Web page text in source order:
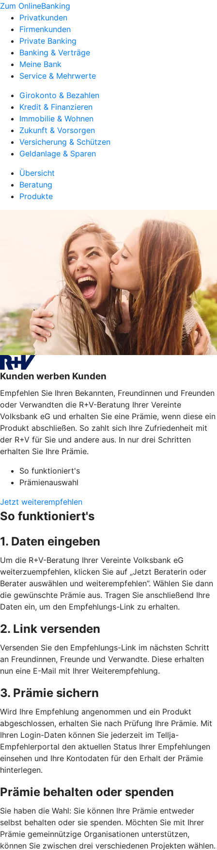
Zum OnlineBanking
Privatkunden
Firmenkunden
Private Banking
Banking & Verträge
Meine Bank
Service & Mehrwerte
Girokonto & Bezahlen
Kredit & Finanzieren
Immobilie & Wohnen
Zukunft & Vorsorgen
Versicherung & Schützen
Geldanlage & Sparen
Übersicht
Beratung
Produkte
Kunden werben Kunden
Empfehlen Sie Ihren Bekannten, Freundinnen und Freunden
oder Verwandten die R+V-Beratung Ihrer Vereinte
Volksbank eG und erhalten Sie eine Prämie, wenn diese ein
Produkt abschließen. So zahlt sich Ihre Zufriedenheit mit
der R+V für Sie und andere aus. In nur drei Schritten
erhalten Sie Ihre Prämie.
So funktioniert's
Prämienauswahl
Jetzt weiterempfehlen
So funktioniert's
1. Daten eingeben
Um die R+V-Beratung Ihrer Vereinte Volksbank eG
weiterzuempfehlen, klicken Sie auf „Jetzt Beraterin oder
Berater auswählen und weiterempfehlen”. Wählen Sie dann
die gewünschte Prämie aus. Tragen Sie anschließend Ihre
Daten ein, um den Empfehlungs-Link zu erhalten.
2. Link versenden
Versenden Sie den Empfehlungs-Link im nächsten Schritt
an Freundinnen, Freunde und Verwandte. Diese erhalten
nun eine E-Mail mit Ihrer Weiterempfehlung.
3. Prämie sichern
Wird Ihre Empfehlung angenommen und ein Produkt
abgeschlossen, erhalten Sie nach Prüfung Ihre Prämie. Mit
Ihren Login-Daten können Sie jederzeit im Tellja-
Empfehlerportal den aktuellen Status Ihrer Empfehlungen
einsehen und Ihre Kontodaten für den Erhalt der Prämie
hinterlegen.
Prämie behalten oder spenden
Sie haben die Wahl: Sie können Ihre Prämie entweder
selbst behalten oder sie spenden. Möchten Sie mit Ihrer
Prämie gemeinnützige Organisationen unterstützen,
können Sie zwischen drei verschiedenen Projekten wählen.